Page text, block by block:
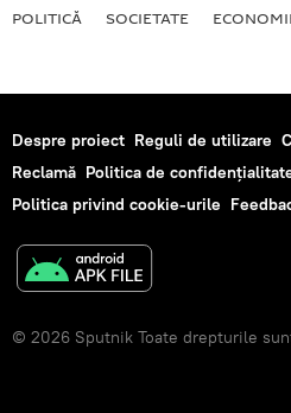
POLITICĂ SOCIETATE
Despre proiect Reguli de utilizare
Reclamă Politica de
Politica privind cookie-urile
© 2026 Sputnik Toate drepturile